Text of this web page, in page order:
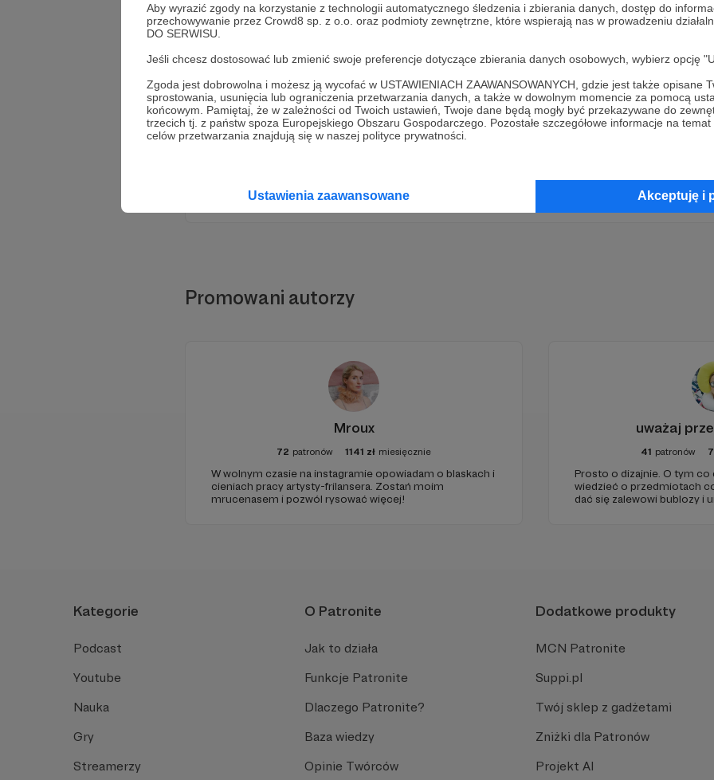
Aby wyrazić zgody na korzystanie z technologii automatycznego śledzenia i zbierania danych, dostęp do
przechowywanie przez Crowd8 sp. z o.o. oraz podmioty zewnętrzne, które wspierają nas w prowadzeniu
DO SERWISU.
Jeśli chcesz dostosować lub zmienić swoje preferencje dotyczące zbierania danych osobowych, wybierz opcję
Zgoda jest dobrowolna i możesz ją wycofać w USTAWIENIACH ZAAWANSOWANYCH, gdzie jest także opisane
sprostowania, usunięcia lub ograniczenia przetwarzania danych, a także w dowolnym momencie za pomocą
końcowym. Pamiętaj, że w zależności od Twoich ustawień, Twoje dane będą mogły być przekazywane do
trzecich tj. z państw spoza Europejskiego Obszaru Gospodarczego. Pozostałe szczegółowe informacje na
celów przetwarzania znajdują się w naszej polityce prywatności.
Ustawienia zaawansowane Akceptuję i
Dołącz do grona Patronów!
Wesprzyj działalność Autora
Zostań Patronem
Promowani autorzy
Mroux
72 patronów 1141 zł miesięcznie
W wolnym czasie na instagramie opowiadam o blaskach i
cieniach pracy artysty-frilansera. Zostań moim
mrucenasem i pozwól rysować więcej!
uważaj
41 patronów
Prosto o dizajnie. O tym co
wiedzieć o przedmiotach
dać się zalewowi bublozy i
Kategorie
Podcast
Youtube
Nauka
Gry
Streamerzy
O Patronite
Jak to działa
Funkcje Patronite
Dlaczego Patronite?
Baza wiedzy
Opinie Twórców
Dodatkowe produkty
MCN Patronite
Suppi.pl
Twój sklep z gadżetami
Zniżki dla Patronów
Projekt AI